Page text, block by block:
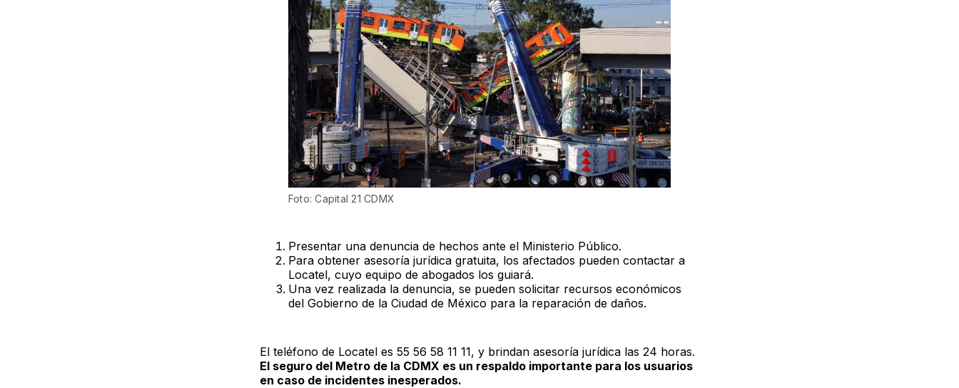
Foto: Capital 21 CDMX
Presentar una denuncia de hechos ante el Ministerio Público.
Para obtener asesoría jurídica gratuita, los afectados pueden contactar a
Locatel, cuyo equipo de abogados los guiará.
Una vez realizada la denuncia, se pueden solicitar recursos económicos
del Gobierno de la Ciudad de México para la reparación de daños.
El teléfono de Locatel es 55 56 58 11 11, y brindan asesoría jurídica las 24 horas.
El seguro del Metro de la CDMX es un respaldo importante para los usuarios
en caso de incidentes inesperados.